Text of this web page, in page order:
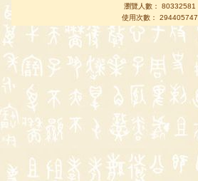
瀏覽人數： 80332581
使用次數： 294405747